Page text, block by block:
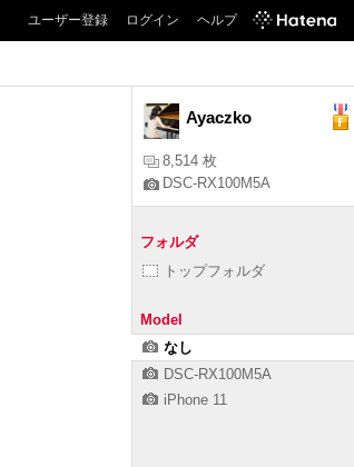
ユーザー登録 ログイン ヘルプ
Ayaczko
8,514 枚
DSC-RX100M5A
フォルダ
トップフォルダ
Model
なし
DSC-RX100M5A
iPhone 11